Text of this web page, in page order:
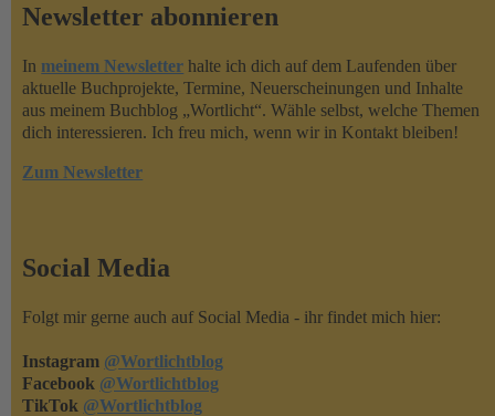
Newsletter abonnieren
In meinem Newsletter halte ich dich auf dem Laufenden über
aktuelle Buchprojekte, Termine, Neuerscheinungen und Inhalte
aus meinem Buchblog „Wortlicht“. Wähle selbst, welche Themen
dich interessieren. Ich freu mich, wenn wir in Kontakt bleiben!
Zum Newsletter
Social Media
Folgt mir gerne auch auf Social Media - ihr findet mich hier:
Instagram @Wortlichtblog
Facebook @Wortlichtblog
TikTok @Wortlichtblog